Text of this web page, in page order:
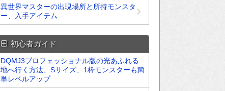
異世界マスターの出現場所と所持モンスタ
ー、入手アイテム
初心者ガイド
DQMJ3プロフェッショナル版の光あふれる
地へ行く方法、Sサイズ、1枠モンスターも簡
単レベルアップ